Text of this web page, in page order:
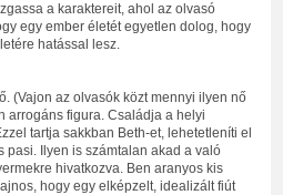
a karaktereit, ahol az olvasó
egy ember életét egyetlen dolog, hogy
hatással lesz.
(Vajon az olvasók közt mennyi ilyen nő
arrogáns figura. Családja a helyi
tartja sakkban Beth-et, lehetetleníti el
pasi. Ilyen is számtalan akad a való
hivatkozva. Ben aranyos kis
hogy egy elképzelt, idealizált fiút